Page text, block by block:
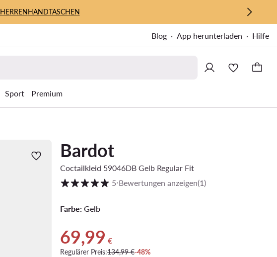
HERRENHANDTASCHEN
Blog App herunterladen Hilfe
Sport Premium
Bardot
Coctailkleid 59046DB Gelb Regular Fit
Kundenbewertung auf Skala von 1 bis 5
5⋅Bewertungen anzeigen(1)
Farbe:Gelb
Aktueller Preis 69,99 €
69,99 €
Regulärer Preis:134,99 €-48%